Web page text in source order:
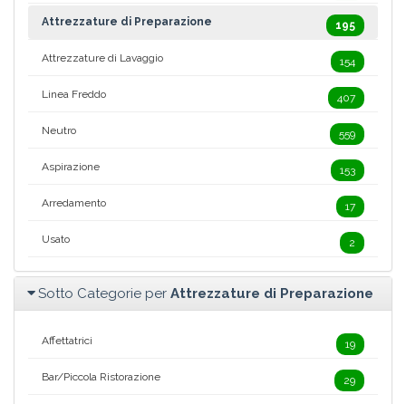
Attrezzature di Preparazione 195
Attrezzature di Lavaggio 154
Linea Freddo 407
Neutro 559
Aspirazione 153
Arredamento 17
Usato 2
Sotto Categorie per Attrezzature di Preparazione
Affettatrici 19
Bar/Piccola Ristorazione 29